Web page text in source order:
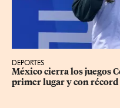
DEPORTES
México cierra los juegos
primer lugar y con récord